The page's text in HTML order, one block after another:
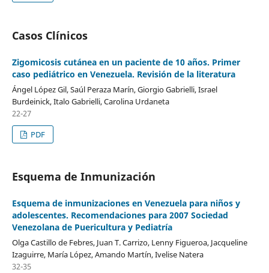
Casos Clínicos
Zigomicosis cutánea en un paciente de 10 años. Primer
caso pediátrico en Venezuela. Revisión de la literatura
Ángel López Gil, Saúl Peraza Marín, Giorgio Gabrielli, Israel
Burdeinick, Italo Gabrielli, Carolina Urdaneta
22-27
PDF
Esquema de Inmunización
Esquema de inmunizaciones en Venezuela para niños y
adolescentes. Recomendaciones para 2007 Sociedad
Venezolana de Puericultura y Pediatría
Olga Castillo de Febres, Juan T. Carrizo, Lenny Figueroa, Jacqueline
Izaguirre, María López, Amando Martín, Ivelise Natera
32-35